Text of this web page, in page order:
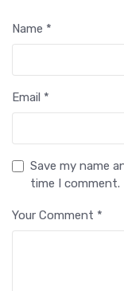
Name *
Email *
Save my name
time I comment.
Your Comment *